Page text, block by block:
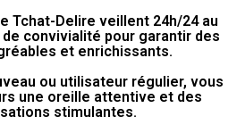
Tchat-Delire veillent 24h/24 au
convivialité pour garantir des
et enrichissants.
ou utilisateur régulier, vous
une oreille attentive et des
stimulantes.